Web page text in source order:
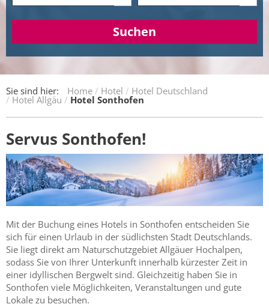
Suchen
Sie sind hier: Home Hotel Hotel Deutschland
Hotel Allgäu Hotel Sonthofen
Servus Sonthofen!
Mit der Buchung eines Hotels in Sonthofen entscheiden Sie
sich für einen Urlaub in der südlichsten Stadt Deutschlands.
Sie liegt direkt am Naturschutzgebiet Allgäuer Hochalpen,
sodass Sie von Ihrer Unterkunft innerhalb kürzester Zeit in
einer idyllischen Bergwelt sind. Gleichzeitig haben Sie in
Sonthofen viele Möglichkeiten, Veranstaltungen und gute
Lokale zu besuchen.